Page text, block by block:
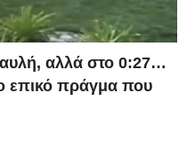
αυλή, αλλά στο 0:27…
επικό πράγμα που